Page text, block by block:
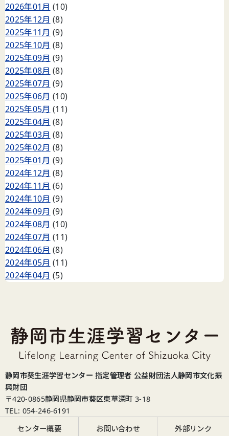
2026年01月 (10)
2025年12月 (8)
2025年11月 (9)
2025年10月 (8)
2025年09月 (9)
2025年08月 (8)
2025年07月 (9)
2025年06月 (10)
2025年05月 (11)
2025年04月 (8)
2025年03月 (8)
2025年02月 (8)
2025年01月 (9)
2024年12月 (8)
2024年11月 (6)
2024年10月 (9)
2024年09月 (9)
2024年08月 (10)
2024年07月 (11)
2024年06月 (8)
2024年05月 (11)
2024年04月 (5)
静岡市葵生涯学習センター 指定管理者 公益財団法人静岡市文化振
興財団
〒420-0865静岡県静岡市葵区東草深町 3-18
TEL: 054-246-6191
センター概要
お問い合わせ 外部リンク